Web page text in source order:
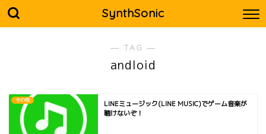
SynthSonic
― TAG ―
andloid
その他
LINEミュージック(LINE MUSIC)でゲーム音楽が
聴けないぞ！